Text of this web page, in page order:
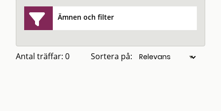
Ämnen och filter
Antal träffar: 0 Sortera på: